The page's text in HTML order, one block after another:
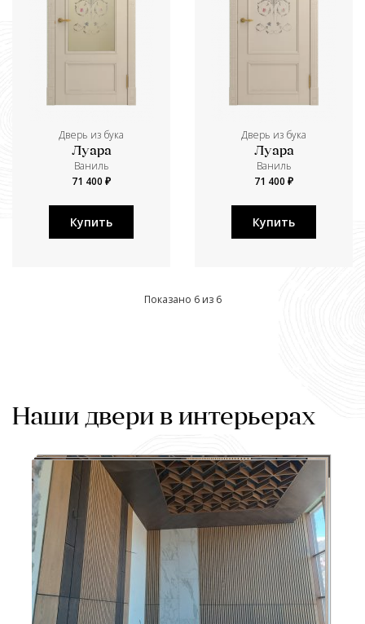
Дверь из бука
Луара
Ваниль
71 400 ₽
Купить
Дверь из бука
Луара
Ваниль
71 400 ₽
Купить
Показано 6 из 6
Наши двери в интерьерах